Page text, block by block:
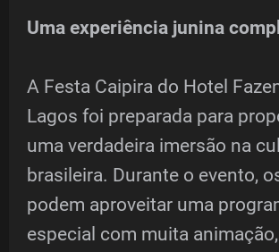
Uma experiência junina
A Festa Caipira do Hotel
Lagos foi preparada para
uma verdadeira imersão na
brasileira. Durante o evento,
podem aproveitar uma
especial com muita animação,